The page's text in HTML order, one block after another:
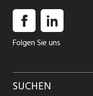
Folgen Sie uns
SUCHEN